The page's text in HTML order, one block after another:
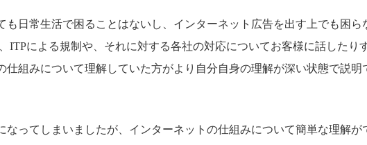
も日常生活で困ることはないし、インターネット広告を出す上でも困ら
ITPによる規制や、それに対する各社の対応についてお客様に話したり
仕組みについて理解していた方がより自分自身の理解が深い状態で説明
なってしまいましたが、インターネットの仕組みについて簡単な理解が